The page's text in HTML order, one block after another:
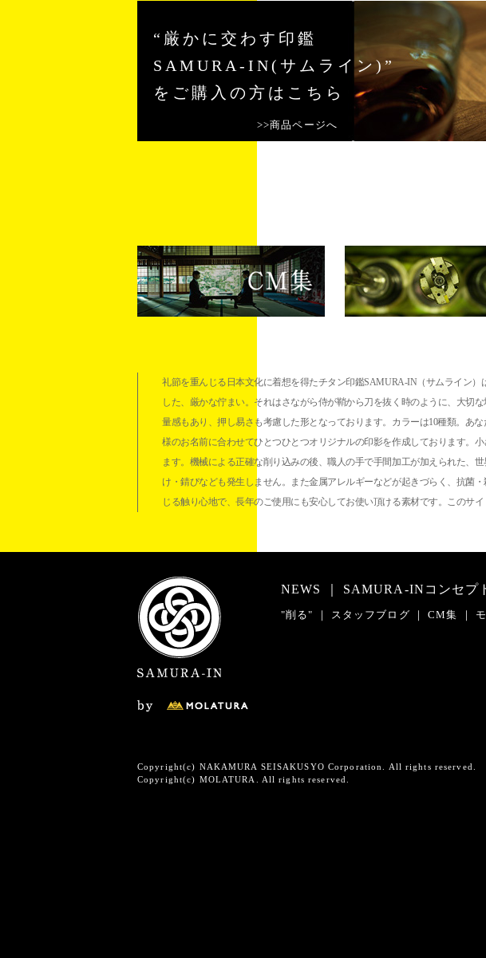
“厳かに交わす印鑑
SAMURA-IN(サムライン)”
をご購入の方はこちら
>>商品ページへ
礼節を重んじる日本文化に着想を得たチタン印鑑SAMURA-IN（サムライン
した、厳かな佇まい。それはさながら侍が鞘から刀を抜く時のように、大切
量感もあり、押し易さも考慮した形となっております。カラーは10種類。あ
様のお名前に合わせてひとつひとつオリジナルの印影を作成しております。
ます。機械による正確な削り込みの後、職人の手で手間加工が加えられた、
け・錆びなども発生しません。また金属アレルギーなどが起きづらく、抗菌
じる触り心地で、長年のご使用にも安心してお使い頂ける素材です。このサ
NEWS SAMURA-INコンセプ
"削る" スタッフブログ ｜CM集
Copyright(c) NAKAMURA SEISAKUSYO Corporation. All rights reserved.
Copyright(c) MOLATURA. All rights reserved.